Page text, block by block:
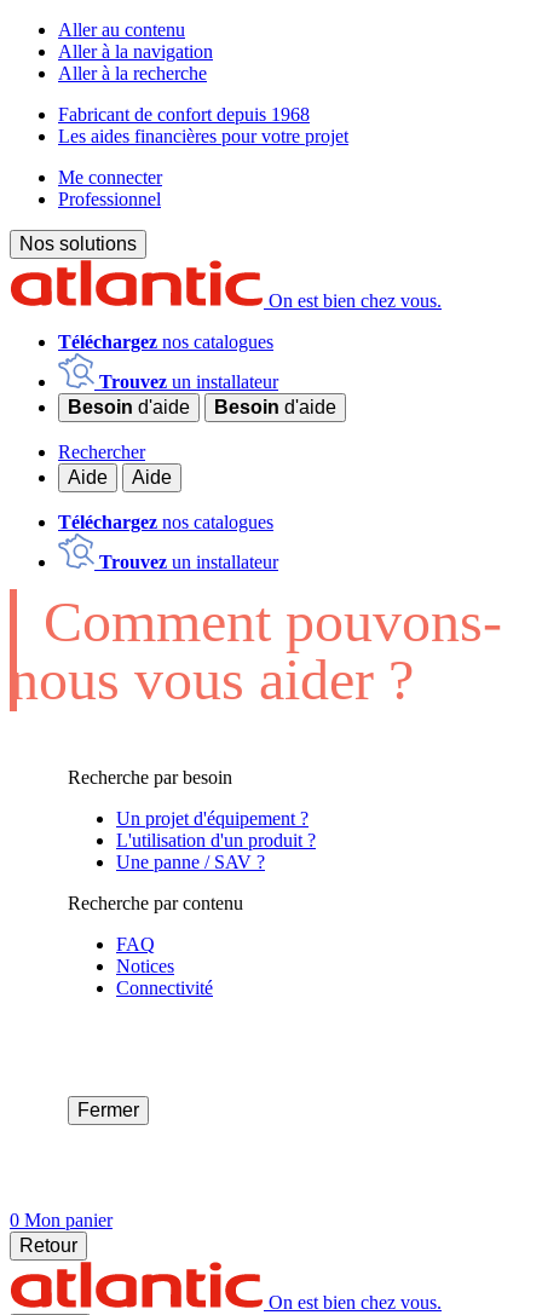
Aller au contenu
Aller à la navigation
Aller à la recherche
Fabricant de confort depuis 1968
Les aides financières pour votre projet
Me connecter
Professionnel
Nos solutions
On est bien chez vous.
Téléchargez nos catalogues
Trouvez un installateur
Besoin d'aide Besoin d'aide
Rechercher
Aide
Aide
Téléchargez nos catalogues
Trouvez un installateur
Comment pouvons-
nous vous aider ?
Recherche par besoin
Un projet d'équipement ?
L'utilisation d'un produit ?
Une panne / SAV ?
Recherche par contenu
FAQ
Notices
Connectivité
Fermer
0 Mon panier
Retour
On est bien chez vous.